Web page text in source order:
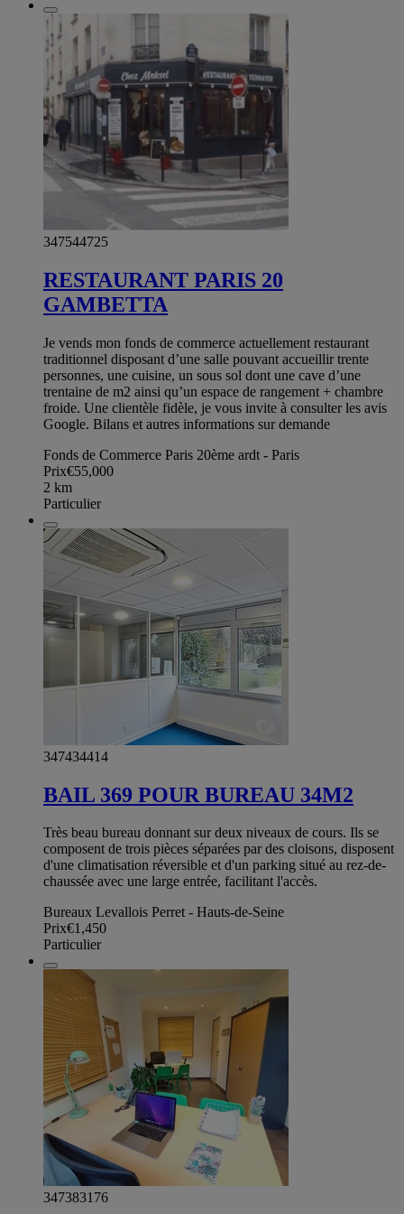
347544725
RESTAURANT PARIS 20
GAMBETTA
Je vends mon fonds de commerce actuellement restaurant
traditionnel disposant d’une salle pouvant accueillir trente
personnes, une cuisine, un sous sol dont une cave d’une
trentaine de m2 ainsi qu’un espace de rangement + chambre
froide. Une clientèle fidèle, je vous invite à consulter les avis
Google. Bilans et autres informations sur demande
Fonds de Commerce Paris 20ème ardt - Paris
Prix€55,000
2 km
Particulier
347434414
BAIL 369 POUR BUREAU 34M2
Très beau bureau donnant sur deux niveaux de cours. Ils se
composent de trois pièces séparées par des cloisons, disposent
d'une climatisation réversible et d'un parking situé au rez-de-
chaussée avec une large entrée, facilitant l'accès.
Bureaux Levallois Perret - Hauts-de-Seine
Prix€1,450
Particulier
347383176